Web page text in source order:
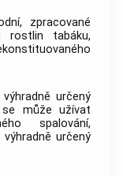
zpracované
rostlin tabáku,
výhradně určený
může užívat
spalování,
určený